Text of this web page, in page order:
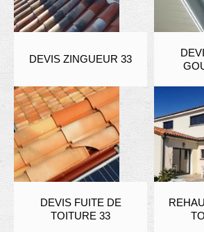
DEVIS ZINGUEUR 33
DEVIS FUITE DE
TOITURE 33